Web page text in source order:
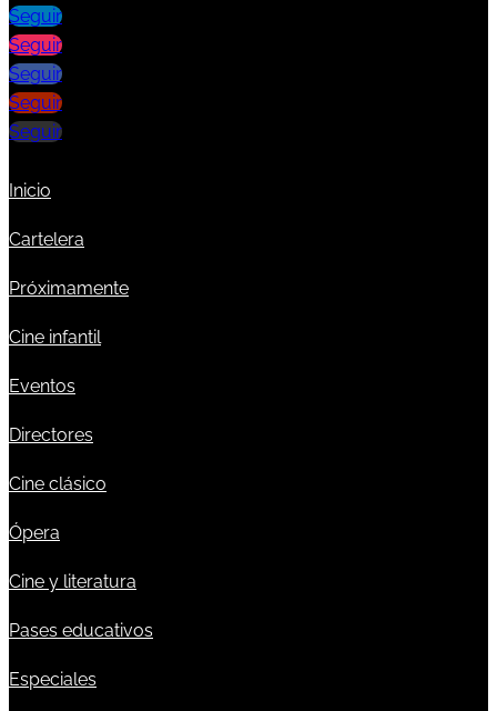
Seguir
Seguir
Seguir
Seguir
Seguir
Inicio
Cartelera
Próximamente
Cine infantil
Eventos
Directores
Cine clásico
Ópera
Cine y literatura
Pases educativos
Especiales